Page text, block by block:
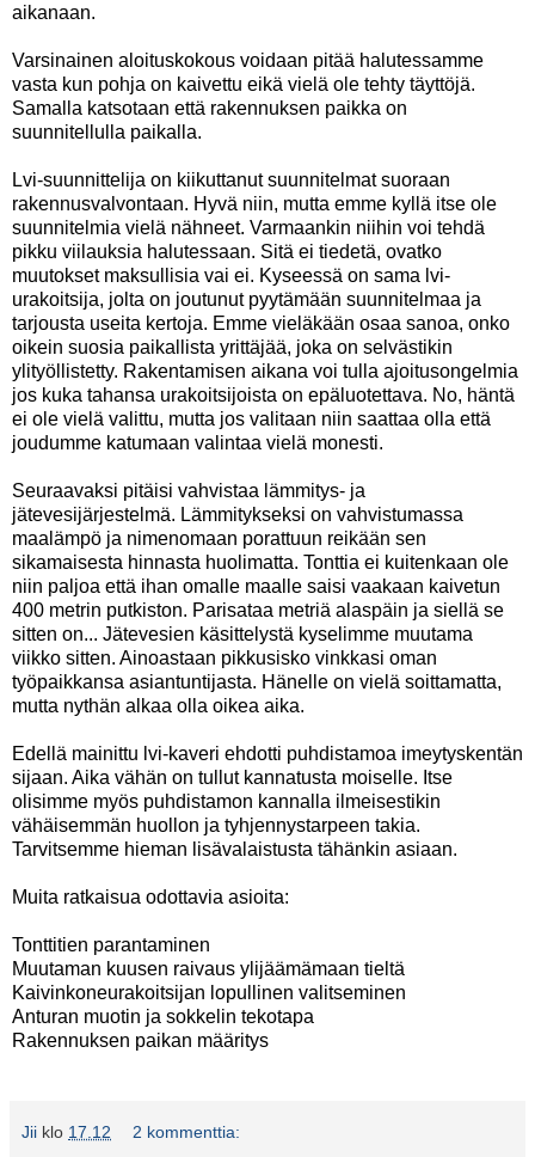
aikanaan.
Varsinainen aloituskokous voidaan pitää halutessamme
vasta kun pohja on kaivettu eikä vielä ole tehty täyttöjä.
Samalla katsotaan että rakennuksen paikka on
suunnitellulla paikalla.
Lvi-suunnittelija on kiikuttanut suunnitelmat suoraan
rakennusvalvontaan. Hyvä niin, mutta emme kyllä itse ole
suunnitelmia vielä nähneet. Varmaankin niihin voi tehdä
pikku viilauksia halutessaan. Sitä ei tiedetä, ovatko
muutokset maksullisia vai ei. Kyseessä on sama lvi-
urakoitsija, jolta on joutunut pyytämään suunnitelmaa ja
tarjousta useita kertoja. Emme vieläkään osaa sanoa, onko
oikein suosia paikallista yrittäjää, joka on selvästikin
ylityöllistetty. Rakentamisen aikana voi tulla ajoitusongelmia
jos kuka tahansa urakoitsijoista on epäluotettava. No, häntä
ei ole vielä valittu, mutta jos valitaan niin saattaa olla että
joudumme katumaan valintaa vielä monesti.
Seuraavaksi pitäisi vahvistaa lämmitys- ja
jätevesijärjestelmä. Lämmitykseksi on vahvistumassa
maalämpö ja nimenomaan porattuun reikään sen
sikamaisesta hinnasta huolimatta. Tonttia ei kuitenkaan ole
niin paljoa että ihan omalle maalle saisi vaakaan kaivetun
400 metrin putkiston. Parisataa metriä alaspäin ja siellä se
sitten on... Jätevesien käsittelystä kyselimme muutama
viikko sitten. Ainoastaan pikkusisko vinkkasi oman
työpaikkansa asiantuntijasta. Hänelle on vielä soittamatta,
mutta nythän alkaa olla oikea aika.
Edellä mainittu lvi-kaveri ehdotti puhdistamoa imeytyskentän
sijaan. Aika vähän on tullut kannatusta moiselle. Itse
olisimme myös puhdistamon kannalla ilmeisestikin
vähäisemmän huollon ja tyhjennystarpeen takia.
Tarvitsemme hieman lisävalaistusta tähänkin asiaan.
Muita ratkaisua odottavia asioita:
Tonttitien parantaminen
Muutaman kuusen raivaus ylijäämämaan tieltä
Kaivinkoneurakoitsijan lopullinen valitseminen
Anturan muotin ja sokkelin tekotapa
Rakennuksen paikan määritys
Jii klo 17.12 2 kommenttia: